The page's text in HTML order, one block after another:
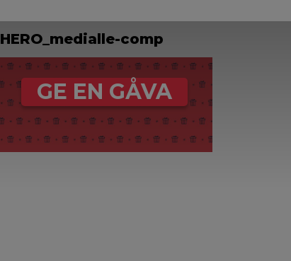
GE EN GÅVA
HERO_medialle-comp